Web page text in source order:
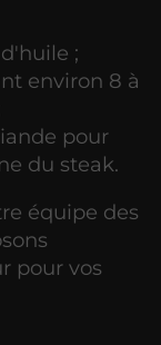
;
environ 8 à
pour
du steak.
équipe des
pour vos